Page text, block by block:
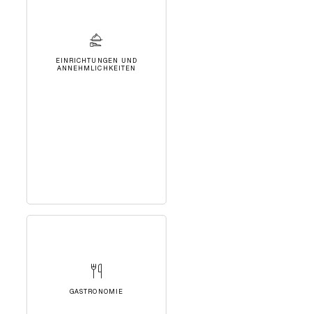
EINRICHTUNGEN UND
ANNEHMLICHKEITEN
GASTRONOMIE